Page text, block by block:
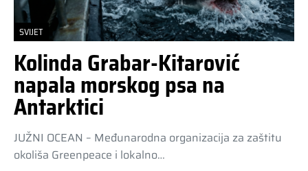
SVIJET
Kolinda Grabar-Kitarović
napala morskog psa na
Antarktici
JUŽNI OCEAN – Međunarodna organizacija za zaštitu
okoliša Greenpeace i lokalno…